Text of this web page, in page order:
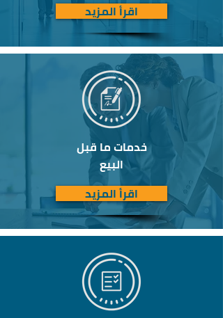
اقرأ المزيد
خدمات ما قبل
البيع
اقرأ المزيد